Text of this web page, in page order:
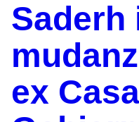
Saderh
ex